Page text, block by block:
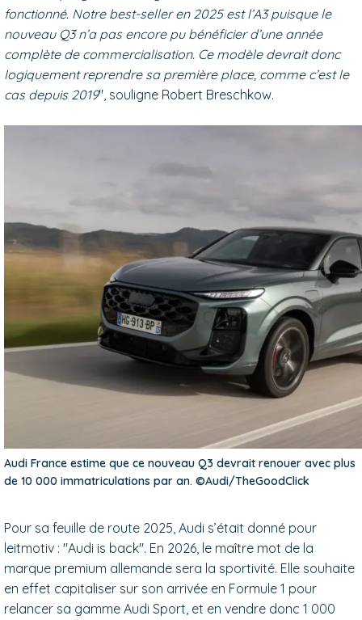
fonctionné. Notre best-seller en 2025 est l’A3 puisque le
nouveau Q3 n’a pas encore pu bénéficier d’une année
complète de commercialisation. Ce modèle devrait donc
logiquement reprendre sa première place, comme c’est le
cas depuis 2019", souligne Robert Breschkow.
Audi France estime que ce nouveau Q3 devrait renouer avec plus
de 10 000 immatriculations par an. ©Audi/TheGoodClick
Pour sa feuille de route 2025, Audi s’était donné pour
leitmotiv : "Audi is back". En 2026, le maître mot de la
marque premium allemande sera la sportivité. Elle souhaite
en effet capitaliser sur son arrivée en Formule 1 pour
relancer sa gamme Audi Sport, et en vendre donc 1 000